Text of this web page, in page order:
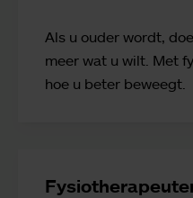
Als u ouder wordt,
meer wat u wilt. Met
hoe u beter beweegt.